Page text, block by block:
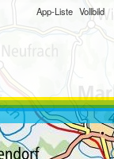
App-Liste Vollbild